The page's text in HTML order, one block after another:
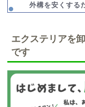
外構を安くする
エクステリアを
です